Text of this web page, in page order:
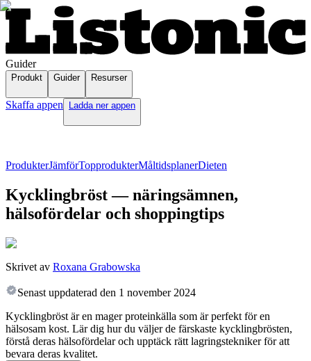
Guider
Produkt Guider Resurser
Skaffa appen Ladda ner appen
ProdukterJämförTopprodukterMåltidsplanerDieten
Kycklingbröst — näringsämnen,
hälsofördelar och shoppingtips
Skrivet av Roxana Grabowska
Senast uppdaterad den 1 november 2024
Kycklingbröst är en mager proteinkälla som är perfekt för en
hälsosam kost. Lär dig hur du väljer de färskaste kycklingbrösten,
förstå deras hälsofördelar och upptäck rätt lagringstekniker för att
bevara deras kvalitet.